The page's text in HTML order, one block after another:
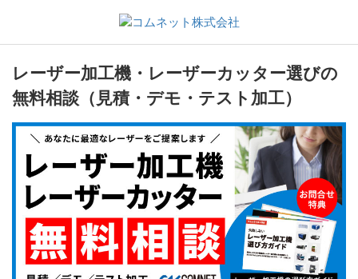
レーザー加工機・レーザーカッター選びの
無料相談（見積・デモ・テスト加工）